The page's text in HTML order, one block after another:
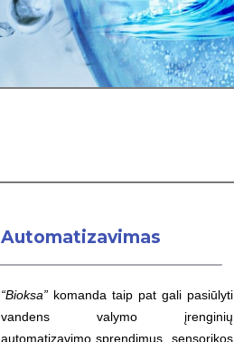
Automatizavimas
“Bioksa”komanda taip pat gali pasiūlyti
vandens valymo įrenginių
automatizavimo sprendimus, sensorikos